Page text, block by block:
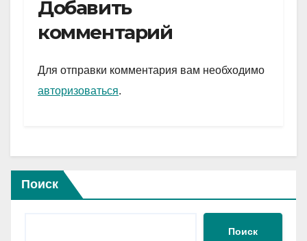
gr
a
m
s
A
p
и
Добавить
комментарий
Для отправки комментария вам необходимо
авторизоваться.
Поиск
Поиск